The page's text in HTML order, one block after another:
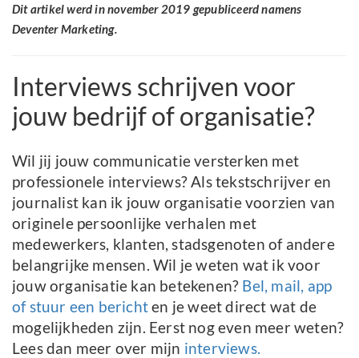
Dit artikel werd in november 2019 gepubliceerd namens
Deventer Marketing.
Interviews schrijven voor
jouw bedrijf of organisatie?
Wil jij jouw communicatie versterken met
professionele interviews? Als tekstschrijver en
journalist kan ik jouw organisatie voorzien van
originele persoonlijke verhalen met
medewerkers, klanten, stadsgenoten of andere
belangrijke mensen. Wil je weten wat ik voor
jouw organisatie kan betekenen? Bel, mail, app
of stuur een berichten je weet direct wat de
mogelijkheden zijn. Eerst nog even meer weten?
Lees dan meer over mijn interviews.